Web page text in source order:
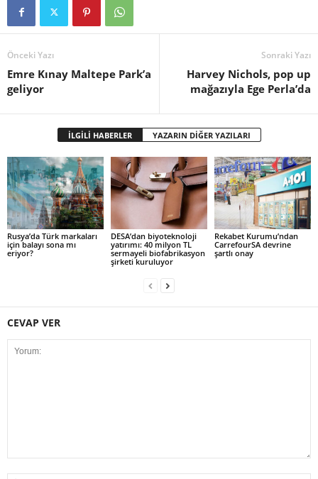
Önceki Yazı
Emre Kınay Maltepe Park’a
geliyor
Sonraki Yazı
Harvey Nichols, pop up
mağazıyla Ege Perla’da
İLGİLİ HABERLER YAZARIN DİĞER YAZILARI
Rusya’da Türk markaları
için balayı sona mı
eriyor?
DESA’dan biyoteknoloji
yatırımı: 40 milyon TL
sermayeli biofabrikasyon
şirketi kuruluyor
Rekabet Kurumu’ndan
CarrefourSA devrine
şartlı onay
CEVAP VER